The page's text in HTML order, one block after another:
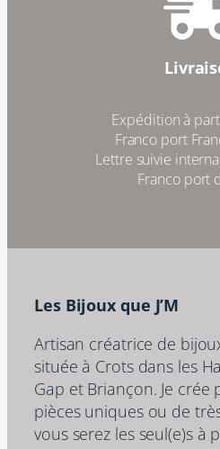
Expédition à
Franco port
Lettre suivie
Franco port
Les Bijoux que J’M
Artisan créatrice de
située à Crots dans les
Gap et Briançon. Je crée
pièces uniques ou de
vous serez les seul(e)s à